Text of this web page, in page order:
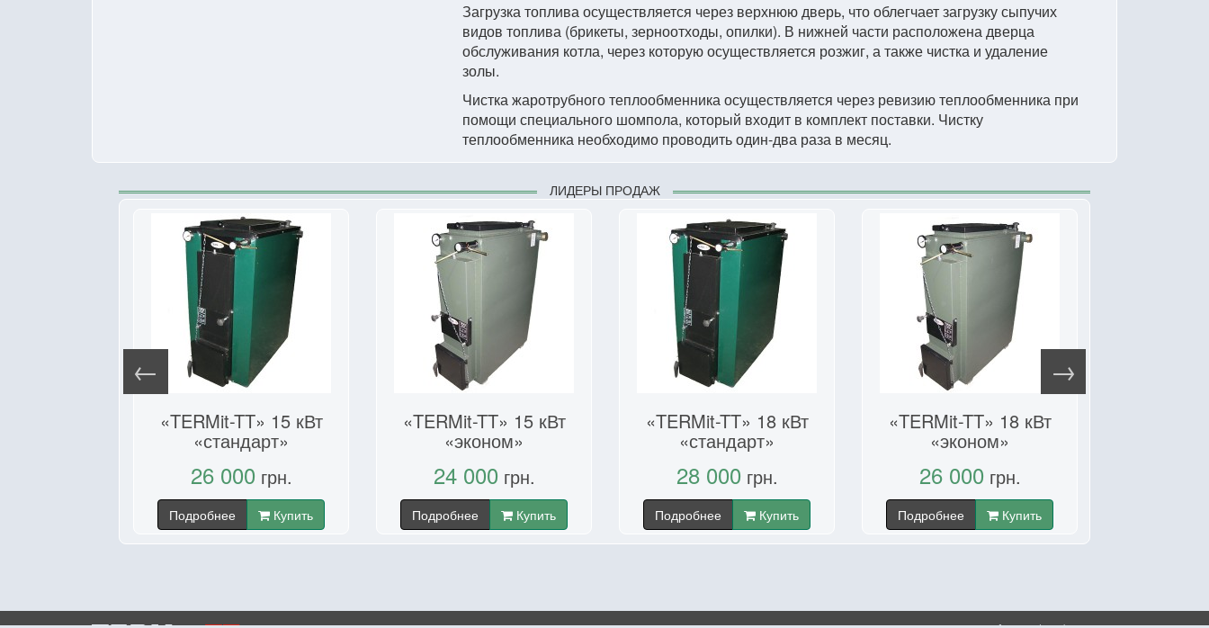
Загрузка топлива осуществляется через верхнюю дверь, что облегчает загрузку сыпучих
видов топлива (брикеты, зерноотходы, опилки). В нижней части расположена дверца
обслуживания котла, через которую осуществляется розжиг, а также чистка и удаление
золы.
Чистка жаротрубного теплообменника осуществляется через ревизию теплообменника при
помощи специального шомпола, который входит в комплект поставки. Чистку
теплообменника необходимо проводить один-два раза в месяц.
ЛИДЕРЫ ПРОДАЖ
«TERMit-TT» 15 кВт
«стандарт»
26 000 грн.
Подробнее Купить
«TERMit-TT» 15 кВт
«эконом»
24 000 грн.
Подробнее Купить
«TERMit-TT» 18 кВт
«стандарт»
28 000 грн.
Подробнее Купить
«TERMit-TT» 18 кВт
«эконом»
26 000 грн.
Подробнее Купить